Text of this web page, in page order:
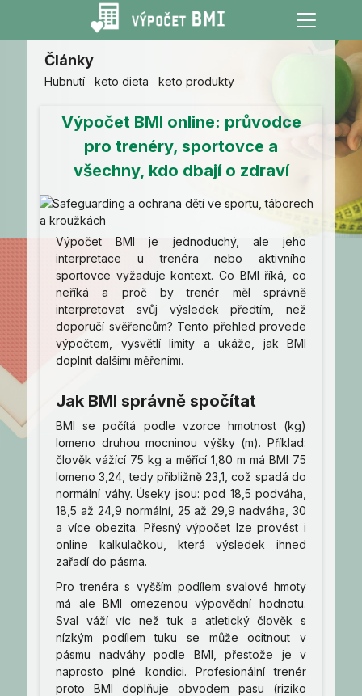
Články
Hubnutí keto dieta keto produkty
Výpočet BMI online: průvodce
pro trenéry, sportovce a
všechny, kdo dbají o zdraví
Výpočet BMI je jednoduchý, ale jeho
interpretace u trenéra nebo aktivního
sportovce vyžaduje kontext. Co BMI říká, co
neříká a proč by trenér měl správně
interpretovat svůj výsledek předtím, než
doporučí svěřencům? Tento přehled provede
výpočtem, vysvětlí limity a ukáže, jak BMI
doplnit dalšími měřeními.
Jak BMI správně spočítat
BMI se počítá podle vzorce hmotnost (kg)
lomeno druhou mocninou výšky (m). Příklad:
člověk vážící 75 kg a měřící 1,80 m má BMI 75
lomeno 3,24, tedy přibližně 23,1, což spadá do
normální váhy. Úseky jsou: pod 18,5 podváha,
18,5 až 24,9 normální, 25 až 29,9 nadváha, 30
a více obezita. Přesný výpočet lze provést i
online kalkulačkou, která výsledek ihned
zařadí do pásma.
Pro trenéra s vyšším podílem svalové hmoty
má ale BMI omezenou výpovědní hodnotu.
Sval váží víc než tuk a atletický člověk s
nízkým podílem tuku se může ocitnout v
pásmu nadváhy podle BMI, přestože je v
naprosto plné kondici. Profesionální trenér
proto BMI doplňuje obvodem pasu (riziko